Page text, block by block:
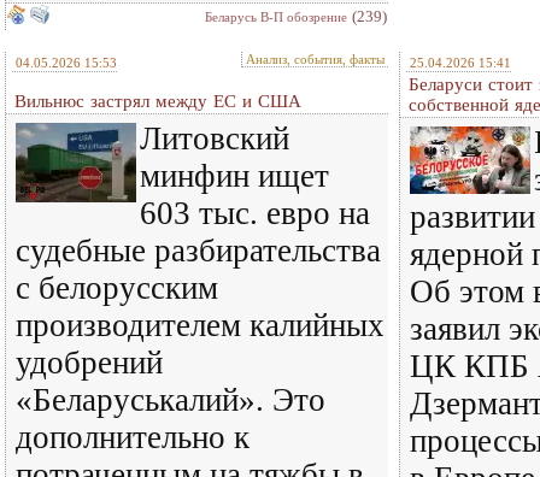
Беларусь В-П обозрение (239)
04.05.2026 15:53 Анализ, события, факты
Вильнюс застрял между ЕС и США
Литовский
минфин ищет
603 тыс. евро на
судебные разбирательства
с белорусским
производителем калийных
удобрений
«Беларуськалий». Это
дополнительно к
25.04.2026 15:41
Беларуси стоит
собственной
ядерной
Об этом
заявил
ЦК КПБ